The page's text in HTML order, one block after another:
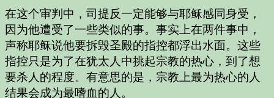
在这个审判中，司提反一定能够与耶稣感同身受，
因为他遭受了一些类似的事。事实上在两件事中，
声称耶稣说他要拆毁圣殿的指控都浮出水面。这些
指控只是为了在犹太人中挑起宗教的热心，到了想
要杀人的程度。 有意思的是，宗教上最为热心的人
结果会成为最嗜血的人。